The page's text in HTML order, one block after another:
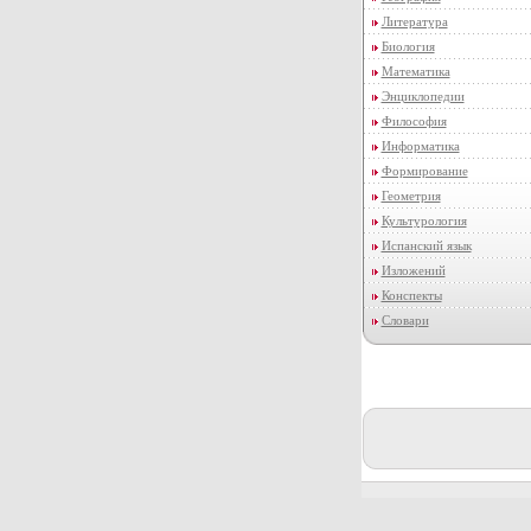
Литература
Биология
Математика
Энциклопедии
Философия
Информатика
Формирование
Геометрия
Культурология
Испанский язык
Изложений
Конспекты
Словари